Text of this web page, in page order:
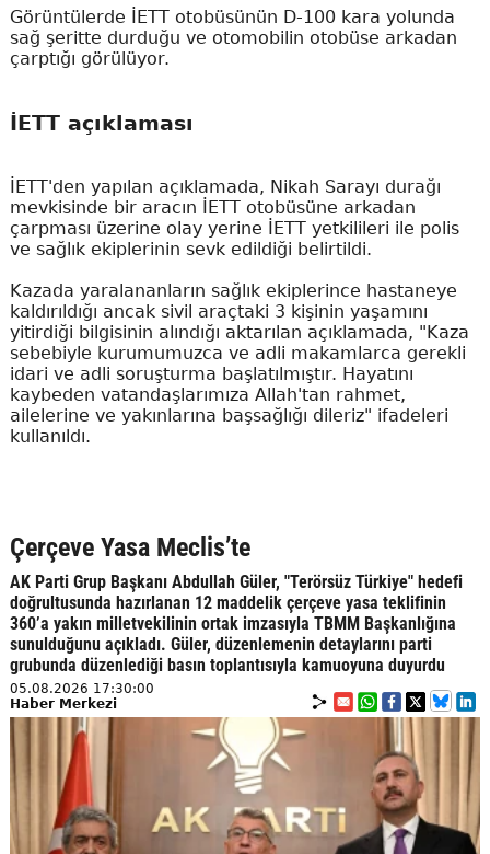
Görüntülerde İETT otobüsünün D-100 kara yolunda
sağ şeritte durduğu ve otomobilin otobüse arkadan
çarptığı görülüyor.
İETT açıklaması
İETT'den yapılan açıklamada, Nikah Sarayı durağı
mevkisinde bir aracın İETT otobüsüne arkadan
çarpması üzerine olay yerine İETT yetkilileri ile polis
ve sağlık ekiplerinin sevk edildiği belirtildi.
Kazada yaralananların sağlık ekiplerince hastaneye
kaldırıldığı ancak sivil araçtaki 3 kişinin yaşamını
yitirdiği bilgisinin alındığı aktarılan açıklamada, "Kaza
sebebiyle kurumumuzca ve adli makamlarca gerekli
idari ve adli soruşturma başlatılmıştır. Hayatını
kaybeden vatandaşlarımıza Allah'tan rahmet,
ailelerine ve yakınlarına başsağlığı dileriz" ifadeleri
kullanıldı.
Çerçeve Yasa Meclis’te
AK Parti Grup Başkanı Abdullah Güler, "Terörsüz Türkiye" hedefi
doğrultusunda hazırlanan 12 maddelik çerçeve yasa teklifinin
360’a yakın milletvekilinin ortak imzasıyla TBMM Başkanlığına
sunulduğunu açıkladı. Güler, düzenlemenin detaylarını parti
grubunda düzenlediği basın toplantısıyla kamuoyuna duyurdu
05.08.2026 17:30:00
Haber Merkezi